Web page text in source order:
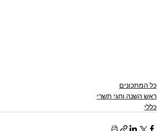
כל המתכונים
ראש השנה וחגי תשרי
כללי